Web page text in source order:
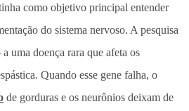
como objetivo principal entender
do sistema nervoso. A pesquisa
uma doença rara que afeta os
Quando esse gene falha, o
de gorduras e os neurônios deixam de